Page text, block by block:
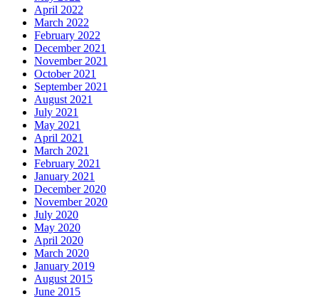
April 2022
March 2022
February 2022
December 2021
November 2021
October 2021
September 2021
August 2021
July 2021
May 2021
April 2021
March 2021
February 2021
January 2021
December 2020
November 2020
July 2020
May 2020
April 2020
March 2020
January 2019
August 2015
June 2015